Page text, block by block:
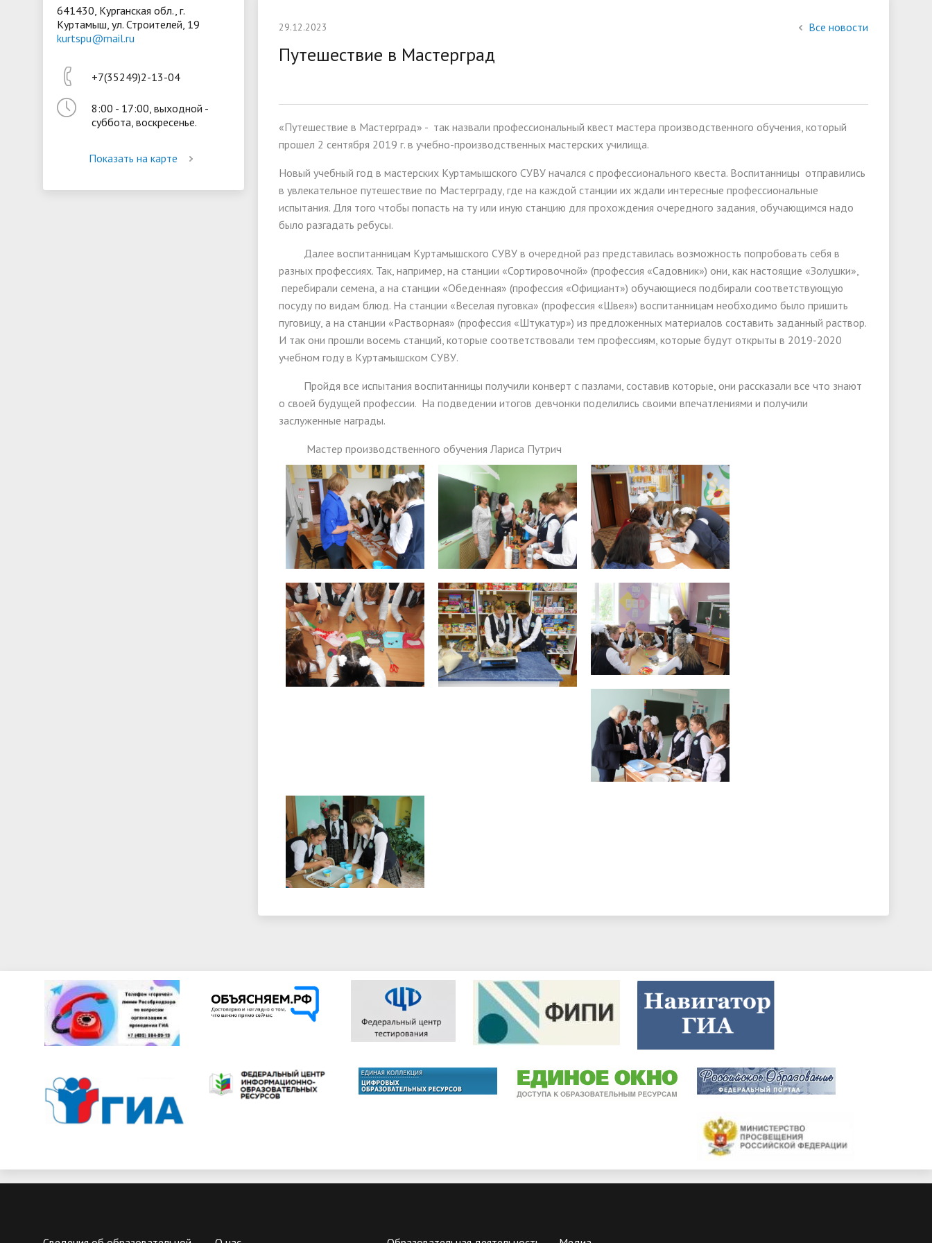
Материально-техническое
обеспечение и оснащённость
образовательного процесса
Стипендии и меры поддержки
обучающихся
Организация питания в
образовательной организации
Президентская библиотека
Воспитательная работа
641430, Курганская обл., г.
Куртамыш, ул. Строителей, 19
kurtspu@mail.ru
+7(35249)2-13-04
8:00 - 17:00, выходной -
суббота, воскресенье.
Показать на карте
29.12.2023 Все новости
Путешествие в Мастерград
«Путешествие в Мастерград» - так назвали профессиональный квест мастера производственного обучения, который
прошел 2 сентября 2019 г. в учебно-производственных мастерских училища.
Новый учебный год в мастерских Куртамышского СУВУ начался с профессионального квеста. Воспитанницы отправились
в увлекательное путешествие по Мастерграду, где на каждой станции их ждали интересные профессиональные
испытания. Для того чтобы попасть на ту или иную станцию для прохождения очередного задания, обучающимся надо
было разгадать ребусы.
Далее воспитанницам Куртамышского СУВУ в очередной раз представилась возможность попробовать себя в
разных профессиях. Так, например, на станции «Сортировочной» (профессия «Садовник») они, как настоящие «Золушки»,
перебирали семена, а на станции «Обеденная» (профессия «Официант») обучающиеся подбирали соответствующую
посуду по видам блюд. На станции «Веселая пуговка» (профессия «Швея») воспитанницам необходимо было пришить
пуговицу, а на станции «Растворная» (профессия «Штукатур») из предложенных материалов составить заданный раствор.
И так они прошли восемь станций, которые соответствовали тем профессиям, которые будут открыты в 2019-2020
учебном году в Куртамышском СУВУ.
Пройдя все испытания воспитанницы получили конверт с пазлами, составив которые, они рассказали все что знают
о своей будущей профессии. На подведении итогов девчонки поделились своими впечатлениями и получили
заслуженные награды.
Мастер производственного обучения Лариса Путрич